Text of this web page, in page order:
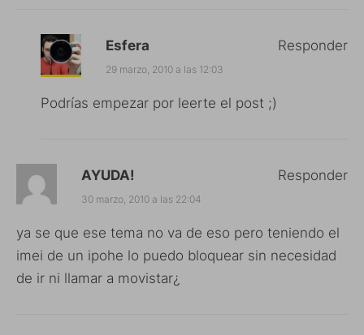
Esfera
29 marzo, 2010 a las 12:03
Podrías empezar por leerte el post ;)
Responder
AYUDA!
30 marzo, 2010 a las 22:04
ya se que ese tema no va de eso pero teniendo el
imei de un ipohe lo puedo bloquear sin necesidad
de ir ni llamar a movistar¿
Responder